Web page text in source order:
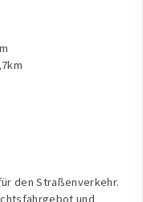
den Straßenverkehr.
und